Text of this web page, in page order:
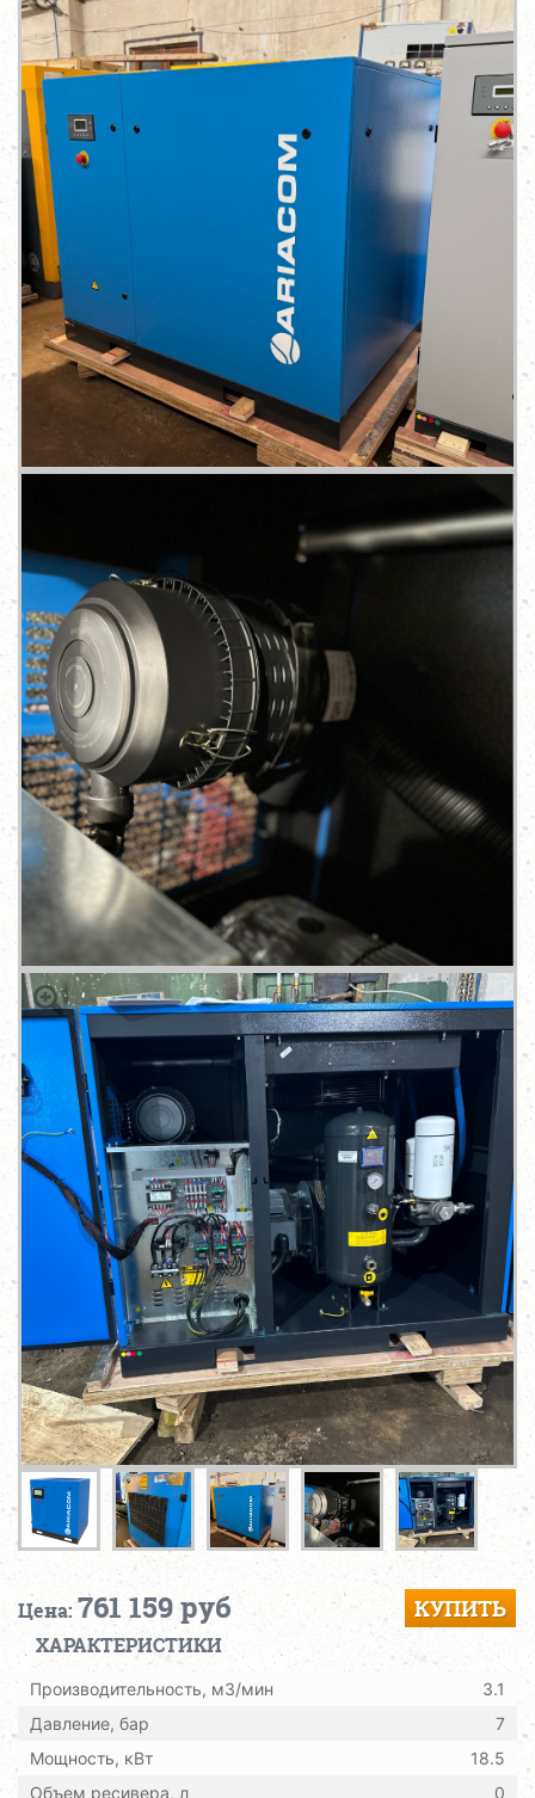
Цена:761 159 руб КУПИТЬ
ХАРАКТЕРИСТИКИ
Производительность, м3/мин
3.1
Давление, бар
7
Мощность, кВт
18.5
Объем ресивера, л
0